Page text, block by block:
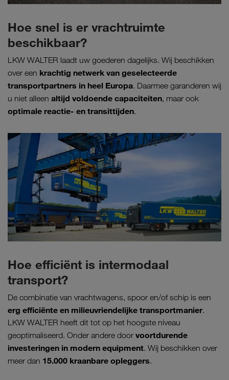
Hoe snel is er vrachtruimte
beschikbaar?
LKW WALTER laadt uw goederen dagelijks. Wij beschikken
over een krachtig netwerk van geselecteerde
transportpartners in heel Europa. Daarmee garanderen wij
u niet alleen altijd voldoende capaciteiten, maar ook
optimale reactie- en transittijden.
Hoe efficiënt is intermodaal
transport?
De combinatie van vrachtwagens, spoor en/of schip is een
erg efficiënte en milieuvriendelijke transportmanier.
LKW WALTER heeft dit tot op het hoogste niveau
geoptimaliseerd. Onder andere door voortdurende
investeringen in modern equipment. Wij beschikken over
meer dan 15.000 kraanbare opleggers.